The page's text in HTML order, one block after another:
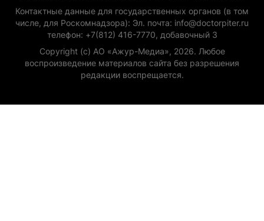
Контактные данные для государственных органов (в том
числе, для Роскомнадзора): Эл. почта: info@doctorpiter.ru
телефон: +7(812) 416-7770, добавочный 3
Copyright (с) АО «Ажур-Медиа», 2026. Любое
воспроизведение материалов сайта без разрешения
редакции воспрещается.